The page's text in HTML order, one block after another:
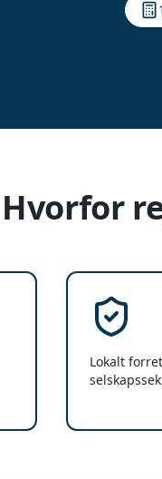
Hvorfor
Lokalt